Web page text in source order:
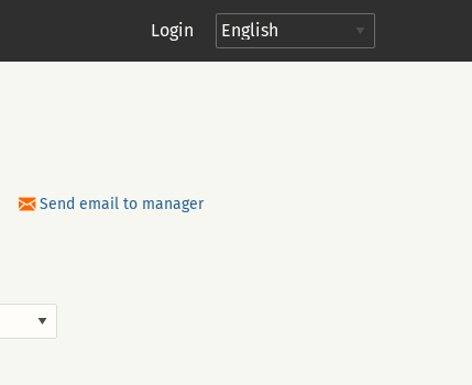
Login
Send email to manager